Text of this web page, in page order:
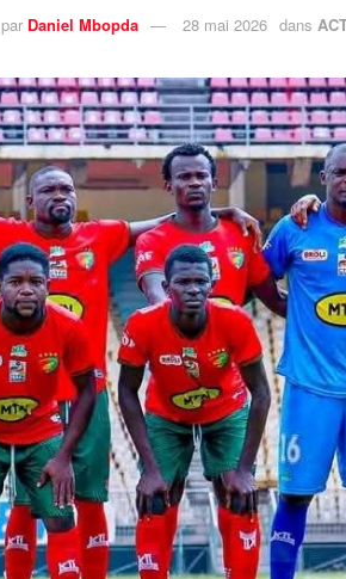
par Daniel Mbopda 28 mai 2026 dans